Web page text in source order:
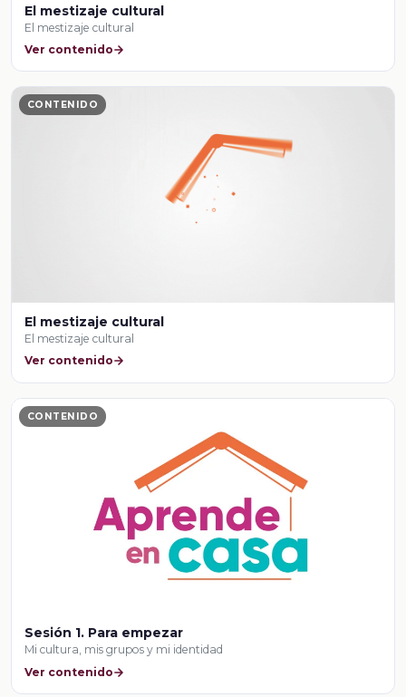
El mestizaje cultural
El mestizaje cultural
Ver contenido
CONTENIDO
El mestizaje cultural
El mestizaje cultural
Ver contenido
CONTENIDO
Sesión 1. Para empezar
Mi cultura, mis grupos y mi identidad
Ver contenido